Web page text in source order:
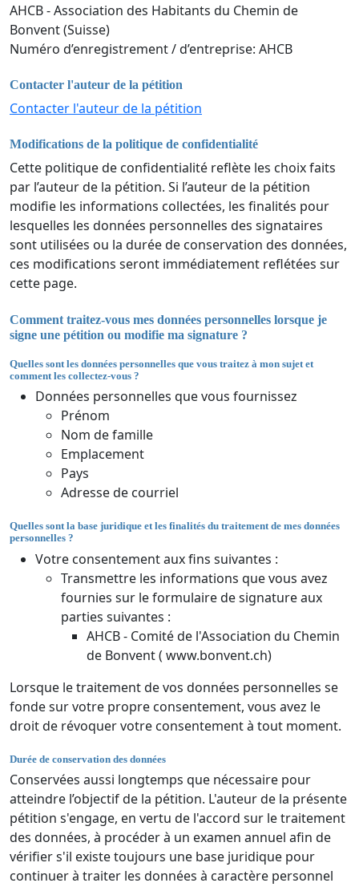
AHCB - Association des Habitants du Chemin de
Bonvent (Suisse)
Numéro d’enregistrement / d’entreprise: AHCB
Contacter l'auteur de la pétition
Contacter l'auteur de la pétition
Modifications de la politique de confidentialité
Cette politique de confidentialité reflète les choix faits
par l’auteur de la pétition. Si l’auteur de la pétition
modifie les informations collectées, les finalités pour
lesquelles les données personnelles des signataires
sont utilisées ou la durée de conservation des données,
ces modifications seront immédiatement reflétées sur
cette page.
Comment traitez-vous mes données personnelles lorsque je
signe une pétition ou modifie ma signature ?
Quelles sont les données personnelles que vous traitez à mon sujet et
comment les collectez-vous ?
Données personnelles que vous fournissez
Prénom
Nom de famille
Emplacement
Pays
Adresse de courriel
Quelles sont la base juridique et les finalités du traitement de mes données
personnelles ?
Votre consentement aux fins suivantes :
Transmettre les informations que vous avez
fournies sur le formulaire de signature aux
parties suivantes :
AHCB - Comité de l'Association du Chemin
de Bonvent ( www.bonvent.ch)
Lorsque le traitement de vos données personnelles se
fonde sur votre propre consentement, vous avez le
droit de révoquer votre consentement à tout moment.
Durée de conservation des données
Conservées aussi longtemps que nécessaire pour
atteindre l’objectif de la pétition. L'auteur de la présente
pétition s'engage, en vertu de l'accord sur le traitement
des données, à procéder à un examen annuel afin de
vérifier s'il existe toujours une base juridique pour
continuer à traiter les données à caractère personnel